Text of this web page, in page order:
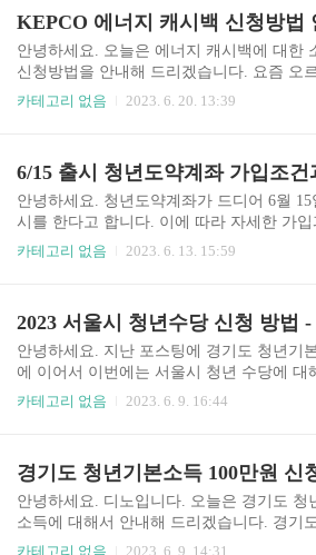
도는 특별한 자각증상이 나타나지 않습니다.
나 혈당이 200~250mg/dL이..
인과 오프라인 신청이 가능하며, 오프라인
관할 동 행정복지센터로 방문하여 신청합
라인으로 신청시 정부 24 행복출산 원스톱서
로 신청 지원대상 아빠 또는 엄마가 신청일
재 하남시에 주민등록을 두고 있으며, 하남
만 원을 지원합니다. 기존 지역화폐로 50만
에 추가로 현금 50..
KEPCO 에너지 캐시백 신청방법
안녕하세요. 오늘은 에너지 캐시백에 대한
신청방법을 안내해 드리겠습니다. 요즘 오
가뿐 아니라 지속적으로 오르고 있는 전기세
을 한번 틀 때마다 고민하게 되는 요즘입니
지 캐시백 신청은 전혀 어렵지 않으니 잠시
내셔서 글 읽어주시고, 신청하셔서 캐시백
기 바랍니다. 에너지 캐시백이란? 전기 사용
줄이면 그만큼 캐시백으로 돌려드리는 전국
나 참여할 수가 있습니다. 다만, 에너지 캐
신청한 사람을 대상으로 실시하고 ..
카테고리 없음 2023. 6. 20. 13:39
안녕하세요. 청년도약계좌가 드디어 6월 15
시를 한다고 합니다. 이에 따라 자세한 가입
한 Q&A를 안내해 드리겠습니다. 19세~ 34
니다. 청년나이는 계좌 개설일 기준으로 만
4세로 병역이행기간 (최대 6년)은 연령 계산
산입합니다. ② 다만, 이중에서 직전 3개년도
서 1회 이상 금융소득종합과세 대상자인 경
가입이 제한됩니다. (이자소득, 배당소득의
입자, 중쇠업 재직 청년을 위한 고용지원 상
입자는 동시가입..
카테고리 없음 2023. 6. 13. 15:59
안녕하세요. 지난 포스팅에 경기도 청년기
에 이어서 이번에는 서울시 청년 수당에 대
내해 드리겠습니다. 서울시 청년수당이란?
취업역량강화 교육까지 다양하게 청년들의
맞는 프로그램을 연계하여 지원하는 사업
이번 서울시 청년수당은 월 50만원으로 최대
을 지원받을 수있습니다. 그말인즉슨 최대
카테고리 없음 2023. 6. 9. 16:44
경기도 청년기본소득 100만원 신
안녕하세요. 디노입니다. 오늘은 경기도 청
소득에 대해서 안내해 드리겠습니다. 경기
기본소득은 경기도 청년들의 사회적 기본권
카테고리 없음 2023. 6. 9. 14:31